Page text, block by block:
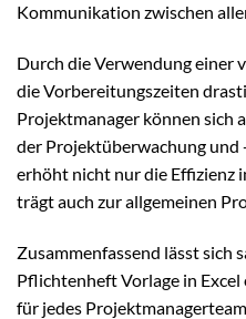
Kommunikation zwischen
Durch die Verwendung einer
die Vorbereitungszeiten
Projektmanager können sich
der Projektüberwachung
erhöht nicht nur die Effizienz
trägt auch zur allgemeinen
Zusammenfassend lässt sich
Pflichtenheft Vorlage in Excel
für jedes